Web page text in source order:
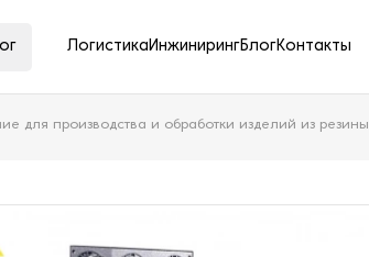
Логистика ИнжинирингБлогКонтакты
для производства и обработки изделий из резины